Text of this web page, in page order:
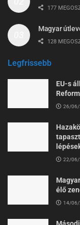
177
Magyar
128
Legfrissebb
EU-s
26/06/
22/06/
élő
14/06/